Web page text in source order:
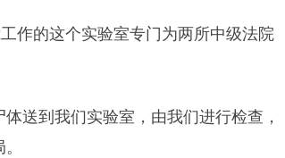
作的这个实验室专门为两所中级法院
送到我们实验室，由我们进行检查，